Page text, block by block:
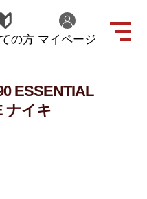
の方 マイページ
ESSENTIAL
ナイキ